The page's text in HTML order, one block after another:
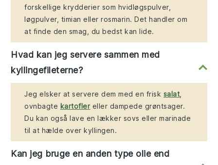
forskellige krydderier som hvidløgspulver,
løgpulver, timian eller rosmarin. Det handler om
at finde den smag, du bedst kan lide.
Hvad kan jeg servere sammen med
kyllingefileterne?
Jeg elsker at servere dem med en frisk salat,
ovnbagte kartoflereller dampede grøntsager.
Du kan også lave en lækker sovs eller marinade
til at hælde over kyllingen.
Kan jeg bruge en anden type olie end